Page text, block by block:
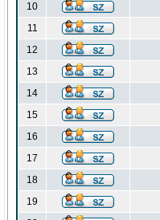
10
11
12
13
14
15
16
17
18
19